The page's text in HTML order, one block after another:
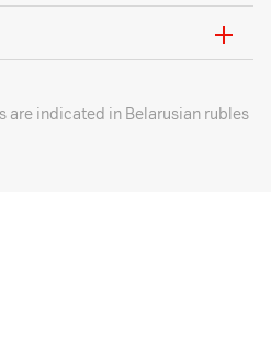
are indicated in Belarusian rubles